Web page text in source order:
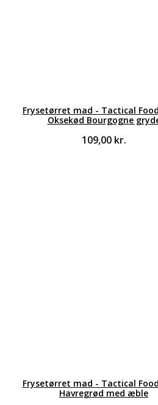
Frysetørret mad - Tactical
Oksekød Bourgogne
109,00 kr.
Frysetørret mad - Tactical
Havregrød med æble